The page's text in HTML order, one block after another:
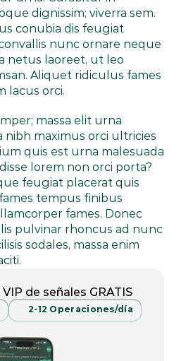
dignissim; viverra sem.
conubia dis feugiat
nunc ornare neque
netus laoreet, ut leo
Aliquet ridiculus fames
lacus orci.
massa elit urna
nibh maximus orci ultricies
quis est urna malesuada
lorem non orci porta?
feugiat placerat quis
tempus finibus
fames. Donec
pulvinar rhoncus ad nunc
sodales, massa enim
de señales GRATIS
2-12 Operaciones/día